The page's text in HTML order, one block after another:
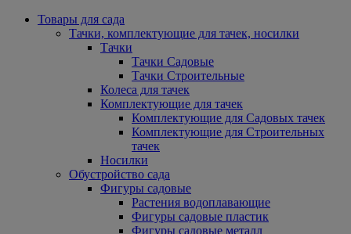
Товары для сада
Тачки, комплектующие для тачек, носилки
Тачки
Тачки Садовые
Тачки Строительные
Колеса для тачек
Комплектующие для тачек
Комплектующие для Садовых тачек
Комплектующие для Строительных
тачек
Носилки
Обустройство сада
Фигуры садовые
Растения водоплавающие
Фигуры садовые пластик
Фигуры садовые металл